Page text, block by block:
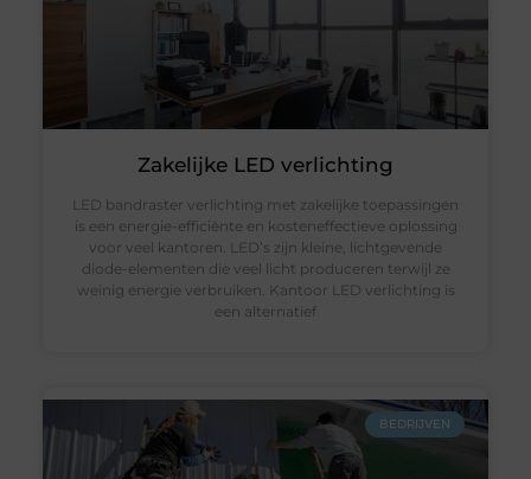
Zakelijke LED verlichting
LED bandraster verlichting met zakelijke toepassingen
is een energie-efficiënte en kosteneffectieve oplossing
voor veel kantoren. LED’s zijn kleine, lichtgevende
diode-elementen die veel licht produceren terwijl ze
weinig energie verbruiken. Kantoor LED verlichting is
een alternatief
BEDRIJVEN